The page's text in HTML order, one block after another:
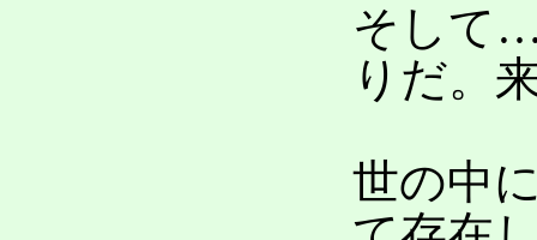
そして
りだ。
世の中